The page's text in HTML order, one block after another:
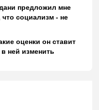
предложил мне
социализм - не
оценки он ставит
ней изменить